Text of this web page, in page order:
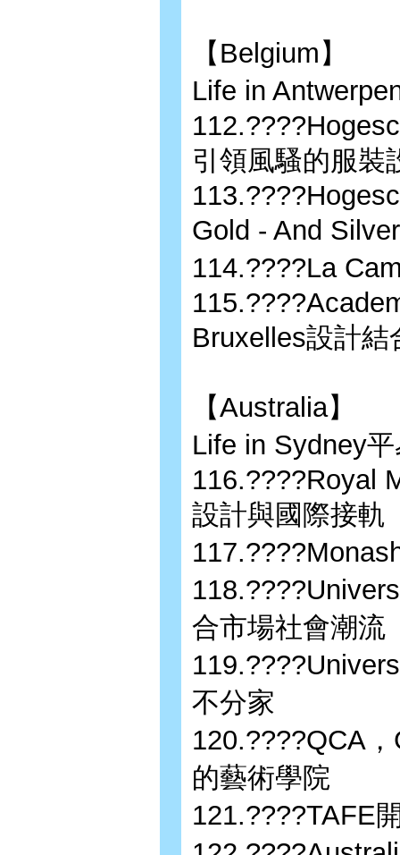
【Belgium】
Life in
引領風騷的服裝
Gold - And
114.????La
Bruxelles設計
【Australia】
Life in Sydney
116.????Royal
設計與國際接軌
合市場社會潮流
不分家
120.????QCA
的藝術學院
121.????TAFE